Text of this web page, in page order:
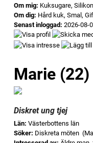
Om mig: Kuksugare,
Om dig: Hård kuk, Smal,
Senast inloggad: 2026-08-
Marie (22)
Diskret ung tjej
Län: Västerbottens län
Söker: Diskreta möten